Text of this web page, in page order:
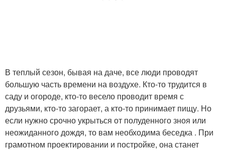
В теплый сезон, бывая на даче, все люди проводят
большую часть времени на воздухе. Кто-то трудится в
саду и огороде, кто-то весело проводит время с
друзьями, кто-то загорает, а кто-то принимает пищу. Но
если нужно срочно укрыться от полуденного зноя или
неожиданного дождя, то вам необходима беседка . При
грамотном проектировании и постройке, она станет